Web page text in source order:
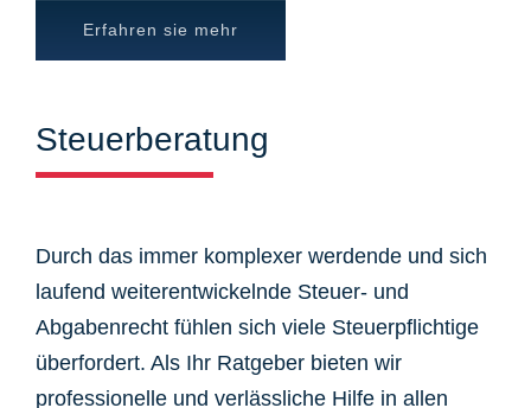
Erfahren sie mehr
Steuerberatung
Durch das immer komplexer werdende und sich
laufend weiterentwickelnde Steuer- und
Abgabenrecht fühlen sich viele Steuerpflichtige
überfordert. Als Ihr Ratgeber bieten wir
professionelle und verlässliche Hilfe in allen